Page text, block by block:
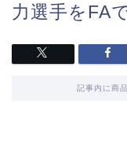
力選手をFA
記事内に商